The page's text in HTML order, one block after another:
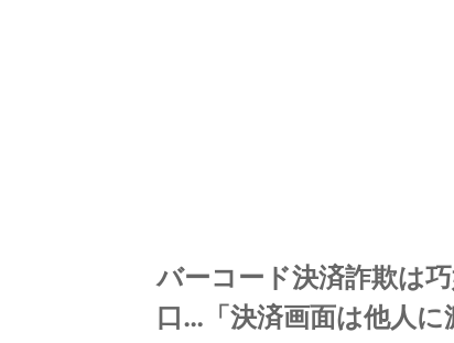
バーコード決済詐欺は
口…「決済画面は他人に